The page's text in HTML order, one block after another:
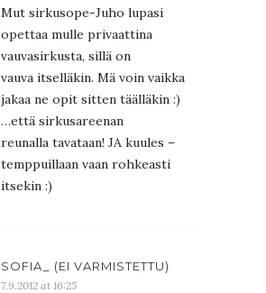
Mut sirkusope-Juho lupasi
opettaa mulle privaattina
vauvasirkusta, sillä on
vauva itselläkin. Mä voin vaikka
jakaa ne opit sitten täälläkin :)
…että sirkusareenan
reunalla tavataan! JA kuules –
temppuillaan vaan rohkeasti
itsekin :)
SOFIA_ (EI VARMISTETTU)
7.9.2012 at 16:25